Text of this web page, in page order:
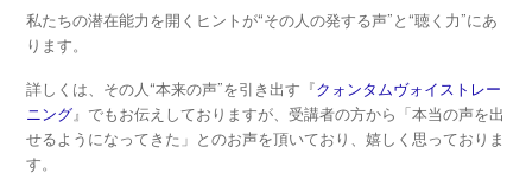
私たちの潜在能力を開くヒントが“その人の発する声”と“聴く力”にあ
ります。
詳しくは、その人“本来の声”を引き出す『クォンタムヴォイストレー
ニング』でもお伝えしておりますが、受講者の方から「本当の声を出
せるようになってきた」とのお声を頂いており、嬉しく思っておりま
す。